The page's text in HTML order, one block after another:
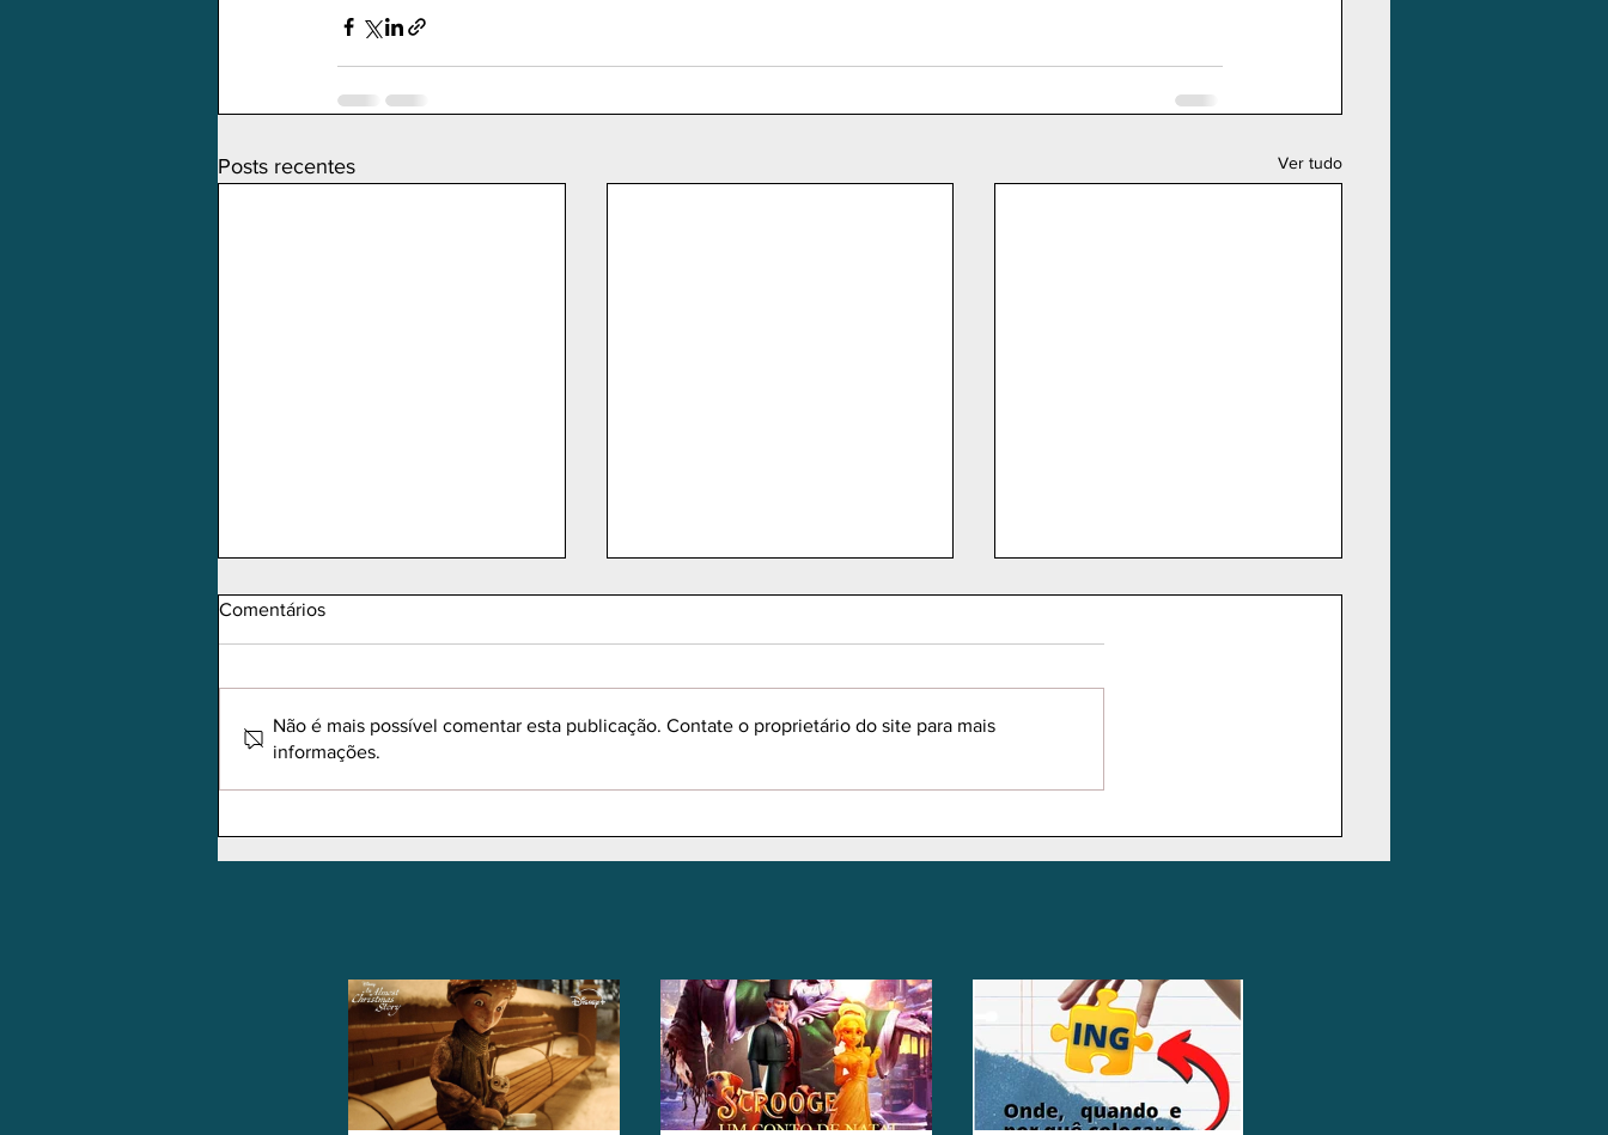
Posts recentes Ver tudo
Filme de Natal - A Boy Called
Klaus - Filme - A atrapalhada
lenda do Papai Noel.
Filme de Natal - A Christmas
Comentários
Não é mais possível comentar esta publicação. Contate o proprietário do site para mais
informações.